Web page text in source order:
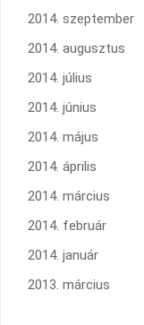
2014. szeptember
2014. augusztus
2014. július
2014. június
2014. május
2014. április
2014. március
2014. február
2014. január
2013. március